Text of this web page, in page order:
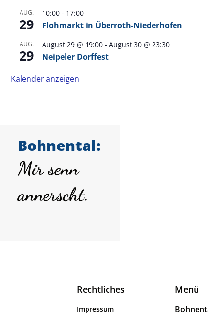
AUG.
29
10:00 - 17:00
Flohmarkt in Überroth-Niederhofen
AUG.
29
August 29 @ 19:00 -August 30 @ 23:30
Neipeler Dorffest
Kalender anzeigen
Bohnental:
Mir senn
annerscht.
Menü
Bohnental
Rechtliches
Impressum